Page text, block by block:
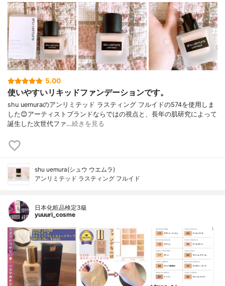
5.00
使いやすいリキッドファンデーションです。
shu uemuraのアンリミテッド ラスティング フルイドの574を使用しま
した😊アーティストブランドならではの視点と、長年の肌研究によって
誕生した次世代ファ…続きを見る
shu uemura(シュウ ウエムラ)
アンリミテッド ラスティング フルイド
日本化粧品検定3級
yuuuri_cosme